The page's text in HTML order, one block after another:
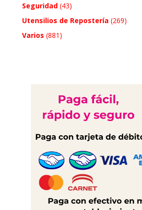
Seguridad (43)
Utensilios de Repostería (269)
Varios (881)